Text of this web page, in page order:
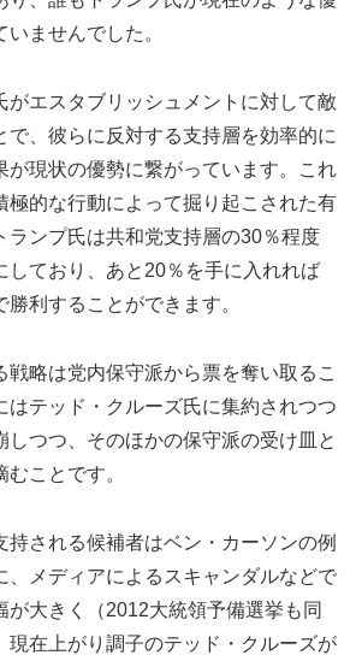
ませんでした。
がエスタブリッシュメントに対して敵
で、彼らに反対する支持層を効率的に
が現状の優勢に繋がっています。これ
極的な行動によって掘り起こされた有
ランプ氏は共和党支持層の30％程度
しており、あと20％を手に入れれば
利することができます。
戦略は党内保守派から票を奪い取るこ
はテッド・クルーズ氏に集約されつつ
しつつ、そのほかの保守派の受け皿と
ことです。
持される候補者はベン・カーソンの例
、メディアによるスキャンダルなどで
が大きく（2012大統領予備選挙も同
現在上がり調子のテッド・クルーズが